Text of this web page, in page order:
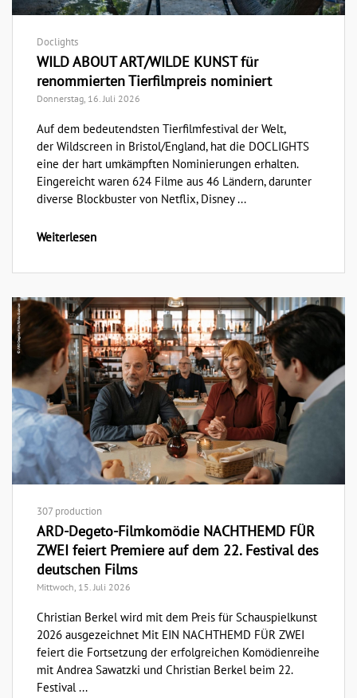
Doclights
WILD ABOUT ART/WILDE KUNST für
renommierten Tierfilmpreis nominiert
Donnerstag, 16. Juli 2026
Auf dem bedeutendsten Tierfilmfestival der Welt,
der Wildscreen in Bristol/England, hat die DOCLIGHTS
eine der hart umkämpften Nominierungen erhalten.
Eingereicht waren 624 Filme aus 46 Ländern, darunter
diverse Blockbuster von Netflix, Disney ...
Weiterlesen
307 production
ARD-Degeto-Filmkomödie NACHTHEMD FÜR
ZWEI feiert Premiere auf dem 22. Festival des
deutschen Films
Mittwoch, 15. Juli 2026
Christian Berkel wird mit dem Preis für Schauspielkunst
2026 ausgezeichnet Mit EIN NACHTHEMD FÜR ZWEI
feiert die Fortsetzung der erfolgreichen Komödienreihe
mit Andrea Sawatzki und Christian Berkel beim 22.
Festival ...